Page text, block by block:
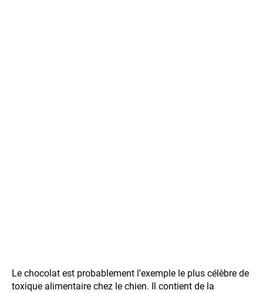
Le chocolat est probablement l’exemple le plus célèbre de
toxique alimentaire chez le chien. Il contient de la